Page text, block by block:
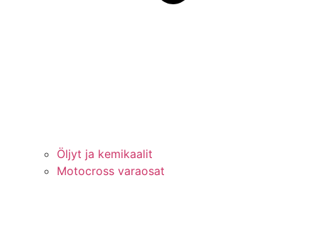
Öljyt ja kemikaalit
Motocross varaosat